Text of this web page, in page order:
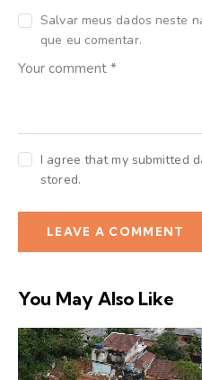
Salvar meus dados neste
que eu comentar.
I agree that my submitted
stored.
You May Also Like